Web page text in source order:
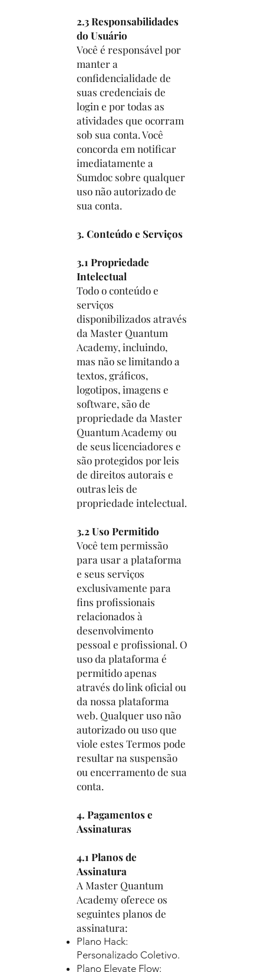
2.3 Responsabilidades
do Usuário
Você é responsável por
manter a
confidencialidade de
suas credenciais de
login e por todas as
atividades que ocorram
sob sua conta. Você
concorda em notificar
imediatamente a
Sumdoc sobre qualquer
uso não autorizado de
sua conta.
3. Conteúdo e Serviços
3.1 Propriedade
Intelectual
Todo o conteúdo e
serviços
disponibilizados através
da Master Quantum
Academy, incluindo,
mas não se limitando a
textos, gráficos,
logotipos, imagens e
software, são de
propriedade da Master
Quantum Academy ou
de seus licenciadores e
são protegidos por leis
de direitos autorais e
outras leis de
propriedade intelectual.
3.2 Uso Permitido
Você tem permissão
para usar a plataforma
e seus serviços
exclusivamente para
fins profissionais
relacionados à
desenvolvimento
pessoal e profissional. O
uso da plataforma é
permitido apenas
através do link oficial ou
da nossa plataforma
web. Qualquer uso não
autorizado ou uso que
viole estes Termos pode
resultar na suspensão
ou encerramento de sua
conta.
4. Pagamentos e
Assinaturas
4.1 Planos de
Assinatura
A Master Quantum
Academy oferece os
seguintes planos de
assinatura:
Plano Hack:
Personalizado Coletivo.
Plano Elevate Flow: